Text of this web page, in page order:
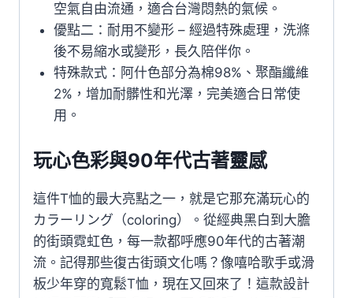
空氣自由流通，適合台灣悶熱的氣候。
優點二：耐用不變形 – 經過特殊處理，洗滌
後不易縮水或變形，長久陪伴你。
特殊款式：阿什色部分為棉98%、聚酯纖維
2%，增加耐髒性和光澤，完美適合日常使
用。
玩心色彩與90年代古著靈感
這件T恤的最大亮點之一，就是它那充滿玩心的
カラーリング（coloring）。從經典黑白到大膽
的街頭霓虹色，每一款都呼應90年代的古著潮
流。記得那些復古街頭文化嗎？像嘻哈歌手或滑
板少年穿的寬鬆T恤，現在又回來了！這款設計